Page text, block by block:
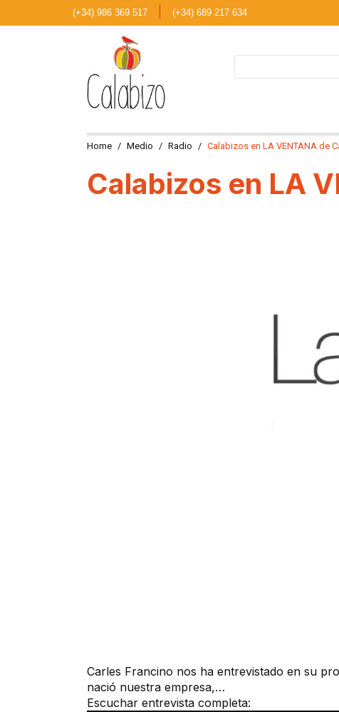
(+34) 986 369 517 (+34) 689 217 634
Home Medio Radio Calabizos en LA VENTANA de
Calabizos en LA
Carles Francino nos ha entrevistado en su
nació nuestra empresa,…
Escuchar entrevista completa: